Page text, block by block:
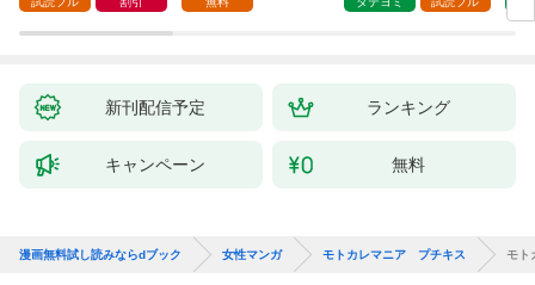
新刊配信予定 ランキング
キャンペーン 無料
漫画無料試し読みならdブック 女性マンガ モトカレマニア プチキス モト